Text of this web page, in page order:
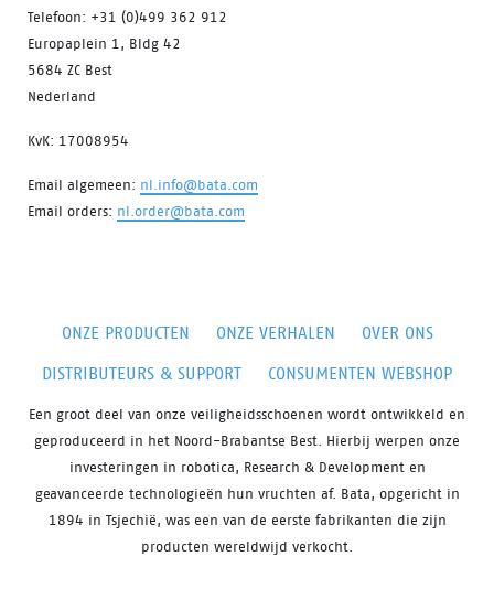
Telefoon: +31 (0)499 362 912
Europaplein 1, Bldg 42
5684 ZC Best
Nederland
KvK: 17008954
Email algemeen: nl.info@bata.com
Email orders: nl.order@bata.com
ONZE PRODUCTEN ONZE VERHALEN
OVER ONS
DISTRIBUTEURS & SUPPORT
CONSUMENTEN WEBSHOP
Een groot deel van onze veiligheidsschoenen wordt ontwikkeld en
geproduceerd in het Noord-Brabantse Best. Hierbij werpen onze
investeringen in robotica, Research & Development en
geavanceerde technologieën hun vruchten af. Bata, opgericht in
1894 in Tsjechië, was een van de eerste fabrikanten die zijn
producten wereldwijd verkocht.